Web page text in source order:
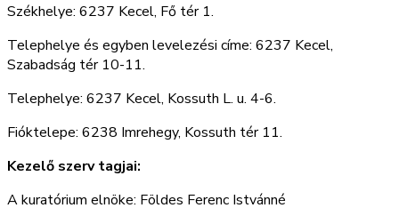
Székhelye: 6237 Kecel, Fő tér 1.
Telephelye és egyben levelezési címe: 6237 Kecel,
Szabadság tér 10-11.
Telephelye: 6237 Kecel, Kossuth L. u. 4-6.
Fióktelepe: 6238 Imrehegy, Kossuth tér 11.
Kezelő szerv tagjai:
A kuratórium elnöke: Földes Ferenc Istvánné